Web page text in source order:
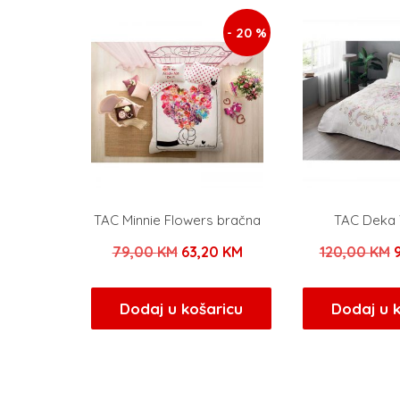
- 20 %
TAC Minnie Flowers bračna
79,00KM Izvorna
bila
je:
63,20 KMTrenutna
je:
63,20 KM.
Dodaj u košaricu
TAC Deka
120,00KM
Dodaj u